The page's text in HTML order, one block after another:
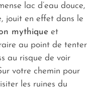
lac d’eau douce,
jouit en effet dans le
mythique et
au point de tenter
au risque de voir
votre chemin pour
les ruines du